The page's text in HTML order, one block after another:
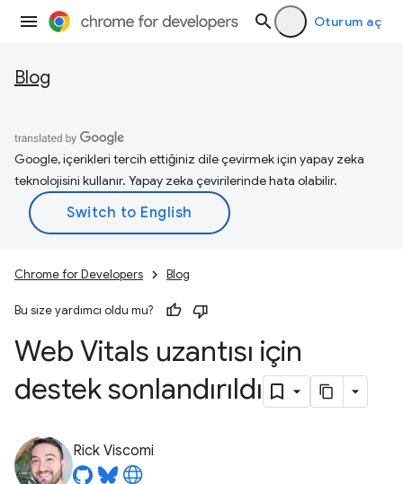
Oturum aç
Blog
Google, içerikleri tercih ettiğiniz dile çevirmek için yapay zeka
teknolojisini kullanır. Yapay zeka çevirilerinde hata olabilir.
Chrome for Developers Blog
Bu size yardımcı oldu mu?
Web Vitals uzantısı için
destek sonlandırıldı
Rick Viscomi